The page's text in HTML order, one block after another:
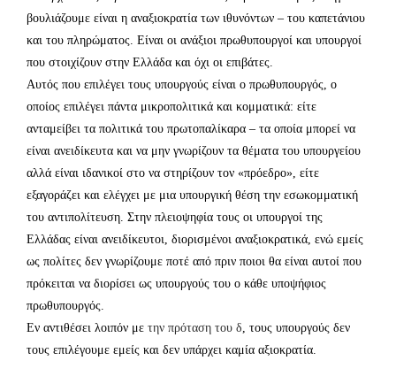
βουλιάζουμε είναι η αναξιοκρατία των ιθυνόντων – του καπετάνιου
και του πληρώματος. Είναι οι ανάξιοι πρωθυπουργοί και υπουργοί
που στοιχίζουν στην Ελλάδα και όχι οι επιβάτες.
Αυτός που επιλέγει τους υπουργούς είναι ο πρωθυπουργός, ο
οποίος επιλέγει πάντα μικροπολιτικά και κομματικά: είτε
ανταμείβει τα πολιτικά του πρωτοπαλίκαρα – τα οποία μπορεί να
είναι ανειδίκευτα και να μην γνωρίζουν τα θέματα του υπουργείου
αλλά είναι ιδανικοί στο να στηρίζουν τον «πρόεδρο», είτε
εξαγοράζει και ελέγχει με μια υπουργική θέση την εσωκομματική
του αντιπολίτευση. Στην πλειοψηφία τους οι υπουργοί της
Ελλάδας είναι ανειδίκευτοι, διορισμένοι αναξιοκρατικά, ενώ εμείς
ως πολίτες δεν γνωρίζουμε ποτέ από πριν ποιοι θα είναι αυτοί που
πρόκειται να διορίσει ως υπουργούς του ο κάθε υποψήφιος
πρωθυπουργός.
Εν αντιθέσει λοιπόν με την πρόταση του δ , τους υπουργούς δεν
τους επιλέγουμε εμείς και δεν υπάρχει καμία αξιοκρατία.